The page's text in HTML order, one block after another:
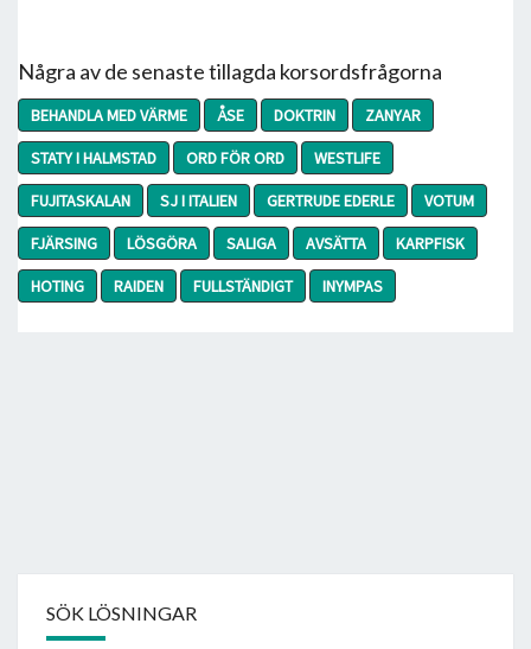
Några av de senaste tillagda korsordsfrågorna
BEHANDLA MED VÄRME ÅSE DOKTRIN
ZANYAR
STATY I HALMSTAD
ORD FÖR ORD
WESTLIFE
FUJITASKALAN
SJ I ITALIEN GERTRUDE EDERLE
VOTUM
FJÄRSING
LÖSGÖRA SALIGA AVSÄTTA
KARPFISK
HOTING
RAIDEN FULLSTÄNDIGT INYMPAS
SÖK LÖSNINGAR